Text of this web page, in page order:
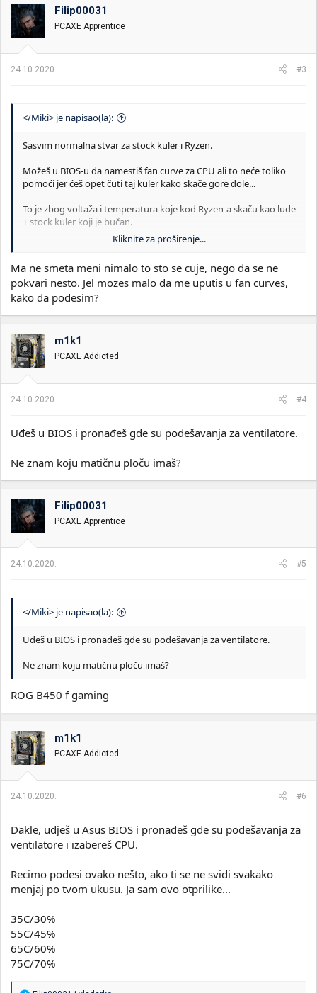
o
v
a
n
:
Filip00031
PCAXE Apprentice
24.10.2020. #3
</Miki> je napisao(la):
Sasvim normalna stvar za stock kuler i Ryzen.
Možeš u BIOS-u da namestiš fan curve za CPU ali to neće toliko
pomoći jer ćeš opet čuti taj kuler kako skače gore dole...
To je zbog voltaža i temperatura koje kod Ryzen-a skaču kao lude
+ stock kuler koji je bučan.
Rešenje ti je ili da trpiš sa boljim postavkama fan curve u BIOS-u
tiši.
Preporuka:
Kliknite za proširenje...
Ma ne smeta meni nimalo to sto se cuje, nego da se ne
pokvari nesto. Jel mozes malo da me uputis u fan curves,
kako da podesim?
m1k1
PCAXE Addicted
24.10.2020. #4
Uđeš u BIOS i pronađeš gde su podešavanja za ventilatore.
Ne znam koju matičnu ploču imaš?
Filip00031
PCAXE Apprentice
24.10.2020. #5
</Miki> je napisao(la):
Uđeš u BIOS i pronađeš gde su podešavanja za ventilatore.
Ne znam koju matičnu ploču imaš?
ROG B450 f gaming
m1k1
PCAXE Addicted
24.10.2020. #6
Dakle, udješ u Asus BIOS i pronađeš gde su podešavanja za
ventilatore i izabereš CPU.
Recimo podesi ovako nešto, ako ti se ne svidi svakako
menjaj po tvom ukusu. Ja sam ovo otprilike...
35C/30%
55C/45%
65C/60%
75C/70%